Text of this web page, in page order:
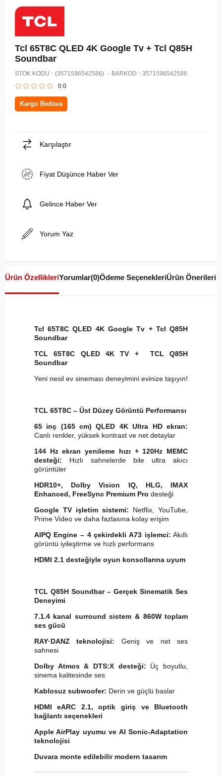
Tcl 65T8C QLED 4K Google Tv + Tcl Q85H
Soundbar
STOK KODU (3571596542586) BARKOD : 3571596542586
0.0
Kargo Bedava
Karşılaştır
Fiyat Düşünce Haber Ver
Gelince Haber Ver
Yorum Yaz
Ürün ÖzellikleriYorumlar(0)Ödeme SeçenekleriÜrün Önerileri
Tcl 65T8C QLED 4K Google Tv + Tcl Q85H
Soundbar
TCL 65T8C QLED 4K TV + TCL Q85H
Soundbar
Yeni nesil ev sineması deneyimini evinize taşıyın!
TCL 65T8C – Üst Düzey Görüntü Performansı
65 inç (165 cm) QLED 4K Ultra HD ekran:
Canlı renkler, yüksek kontrast ve net detaylar
144 Hz ekran yenileme hızı + 120Hz MEMC
desteği: Hızlı sahnelerde bile ultra akıcı
görüntüler
HDR10+, Dolby Vision IQ, HLG, IMAX
Enhanced, FreeSync Premium Pro desteği
Google TV işletim sistemi: Netflix, YouTube,
Prime Video ve daha fazlasına kolay erişim
AIPQ Engine – 4 çekirdekli A73 işlemci: Akıllı
görüntü iyileştirme ve hızlı performans
HDMI 2.1 desteğiyle oyun konsollarına uyum
TCL Q85H Soundbar – Gerçek Sinematik Ses
Deneyimi
7.1.4 kanal surround sistem & 860W toplam
ses gücü
RAY·DANZ teknolojisi: Geniş ve net ses
sahnesi
Dolby Atmos & DTS:X desteği: Üç boyutlu,
sinema kalitesinde ses
Kablosuz subwoofer: Derin ve güçlü baslar
HDMI eARC 2.1, optik giriş ve Bluetooth
bağlantı seçenekleri
Apple AirPlay uyumu ve AI Sonic-Adaptation
teknolojisi
Duvara monte edilebilir modern tasarım